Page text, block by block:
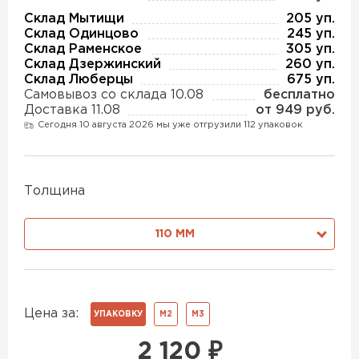
Склад Мытищи
205 уп.
Склад Одинцово
245 уп.
Склад Раменское
305 уп.
Склад Дзержинский
260 уп.
Склад Люберцы
675 уп.
Самовывоз со склада 10.08
бесплатно
Доставка 11.08
от 949 руб.
Сегодня 10 августа 2026 мы уже отгрузили 112 упаковок
Толщина
110 ММ
Цена за: УПАКОВКУ М2 М3
2 120 ₽
Утеплитель Изотек
ПЕРЕЙТИ
Утеплитель Ruspanel
ПЕРЕЙТИ
ПЕРЕЙТИ
ПЕРЕЙТИ
Утеплитель Юматекс
Утеплитель Теплекс
Утеплитель Дирок